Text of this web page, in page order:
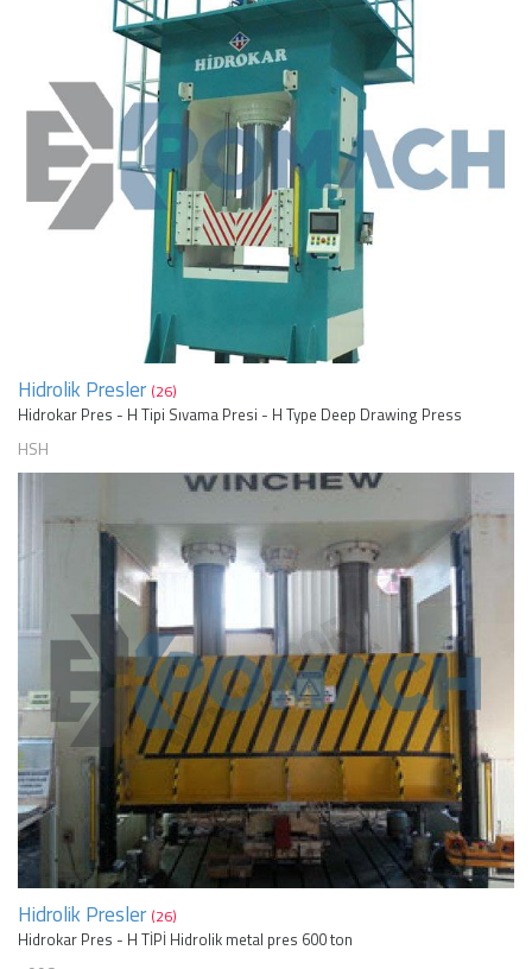
Hidrolik Presler (26)
Hidrokar Pres - H Tipi Sıvama Presi - H Type Deep Drawing Press
HSH
Hidrolik Presler (26)
Hidrokar Pres - H TİPİ Hidrolik metal pres 600 ton